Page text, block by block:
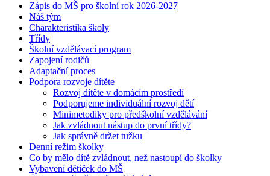
Zápis do MŠ pro školní rok 2026-2027
Náš tým
Charakteristika školy
Třídy
Školní vzdělávací program
Zapojení rodičů
Adaptační proces
Podpora rozvoje dítěte
Rozvoj dítěte v domácím prostředí
Podporujeme individuální rozvoj dětí
Minimetodiky pro předškolní vzdělávání
Jak zvládnout nástup do první třídy?
Jak správně držet tužku
Denní režim školky
Co by mělo dítě zvládnout, než nastoupí do školky
Vybavení dětiček do MŠ